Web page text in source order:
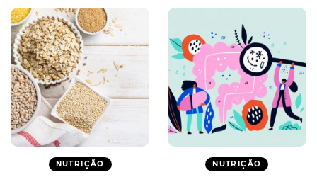
NUTRIÇÃO NUTRIÇÃO